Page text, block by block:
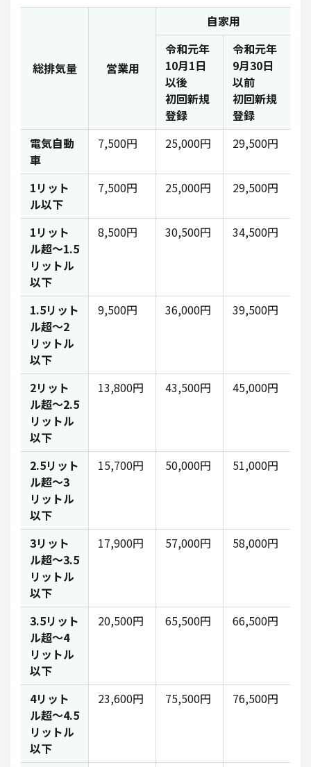
総排気量 営業用
自家用
令和元年
10月1日
以後
初回新規
登録
令和元年
9月30日
以前
初回新規
登録
電気自動
車
7,500円 25,000円 29,500円
1リット
ル以下
7,500円 25,000円 29,500円
1リット
ル超～1.5
リットル
以下
8,500円 30,500円 34,500円
1.5リット
ル超～2
リットル
以下
9,500円 36,000円 39,500円
2リット
ル超～2.5
リットル
以下
13,800円 43,500円 45,000円
2.5リット
ル超～3
リットル
以下
15,700円 50,000円 51,000円
3リット
ル超～3.5
リットル
以下
17,900円 57,000円 58,000円
3.5リット
ル超～4
リットル
以下
20,500円 65,500円 66,500円
4リット
ル超～4.5
リットル
以下
23,600円 75,500円 76,500円